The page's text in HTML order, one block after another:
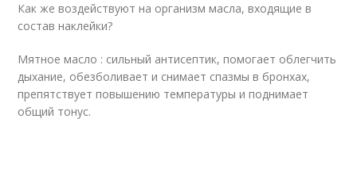
Как же воздействуют на организм масла, входящие в
состав наклейки?
Мятное масло : сильный антисептик, помогает облегчить
дыхание, обезболивает и снимает спазмы в бронхах,
препятствует повышению температуры и поднимает
общий тонус.